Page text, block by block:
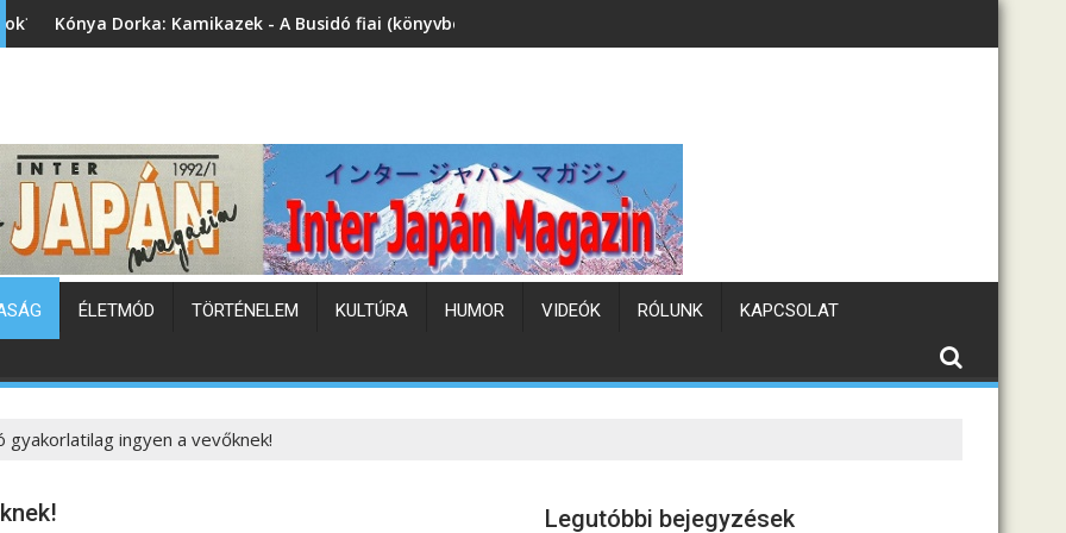
- A Busidó fiai (könyvbemutató)Japán hőhullám
ÉLETMÓD TÖRTÉNELEM KULTÚRA HUMOR VIDEÓK RÓLUNK KAPCSOLAT
gyakorlatilag ingyen a vevőknek!
Legutóbbi bejegyzések